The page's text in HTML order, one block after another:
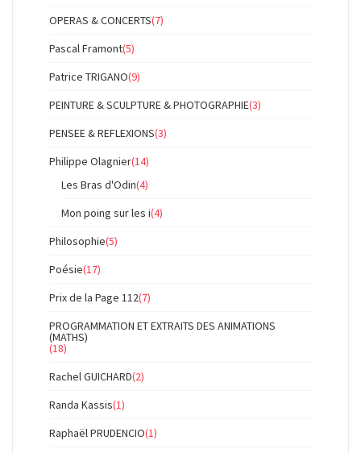
OPERAS & CONCERTS(7)
Pascal Framont(5)
Patrice TRIGANO(9)
PEINTURE & SCULPTURE & PHOTOGRAPHIE(3)
PENSEE & REFLEXIONS(3)
Philippe Olagnier(14)
Les Bras d'Odin(4)
Mon poing sur les i(4)
Philosophie(5)
Poésie(17)
Prix de la Page 112(7)
PROGRAMMATION ET EXTRAITS DES ANIMATIONS
(MATHS)
(18)
Rachel GUICHARD(2)
Randa Kassis(1)
Raphaël PRUDENCIO(1)